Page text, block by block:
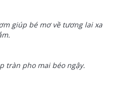
giúp bé mơ về tương lai xa
tràn pho mai béo ngậy.